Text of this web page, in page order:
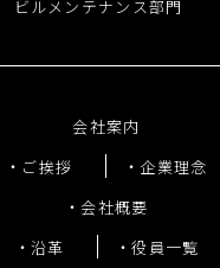
ビルメンテナンス部門
会社案内
ご挨拶
企業理念
会社概要
沿革
役員一覧